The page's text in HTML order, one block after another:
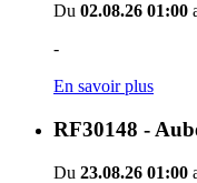
Du 02.08.26 01:00
-
En savoir plus
RF30148 -
Du 23.08.26 01:00